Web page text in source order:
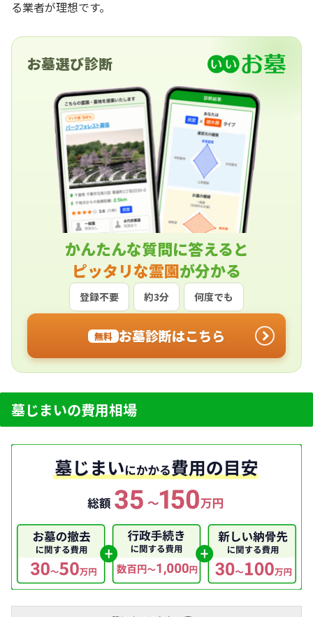
る業者が理想です。
お墓選び診断
かんたんな質問に答えると
ピッタリな霊園が分かる
登録不要 約3分 何度でも
無料 お墓診断はこちら
墓じまいの費用相場